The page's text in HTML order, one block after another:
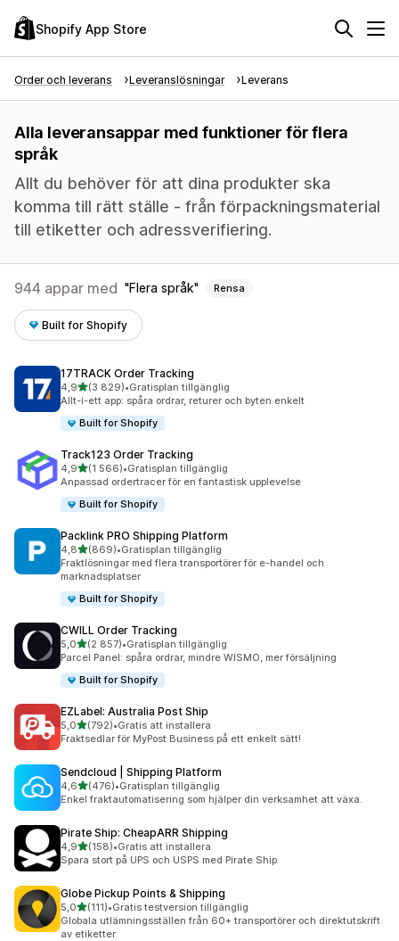
Shopify App Store
Order och leverans Leveranslösningar Leverans
Alla leveransappar med funktioner för flera
språk
Allt du behöver för att dina produkter ska
komma till rätt ställe - från förpackningsmaterial
till etiketter och adressverifiering.
944 appar med Flera språk Rensa
Built for Shopify
17TRACK Order Tracking
4,9av 5 stjärnor
(3 829)
3829 recensioner totalt
•Gratisplan tillgänglig
Allt-i-ett app: spåra ordrar, returer och byten enkelt
Built for Shopify
Track123 Order Tracking
4,9av 5 stjärnor
(1 566)
1566 recensioner totalt
•Gratisplan tillgänglig
Anpassad ordertracer för en fantastisk upplevelse
Built for Shopify
Packlink PRO Shipping Platform
4,8av 5 stjärnor
(869)
869 recensioner totalt
•Gratisplan tillgänglig
Fraktlösningar med flera transportörer för e-handel och
marknadsplatser
Built for Shopify
CWILL Order Tracking
5,0av 5 stjärnor
(2 857)
2857 recensioner totalt
•Gratisplan tillgänglig
Parcel Panel: spåra ordrar, mindre WISMO, mer försäljning
Built for Shopify
EZLabel: Australia Post Ship
5,0av 5 stjärnor
(792)
792 recensioner totalt
•Gratis att installera
Fraktsedlar för MyPost Business på ett enkelt sätt!
Sendcloud | Shipping Platform
4,6av 5 stjärnor
(476)
476 recensioner totalt
•Gratisplan tillgänglig
Enkel fraktautomatisering som hjälper din verksamhet att växa.
Pirate Ship: CheapARR Shipping
4,9av 5 stjärnor
(158)
158 recensioner totalt
•Gratis att installera
Spara stort på UPS och USPS med Pirate Ship
Globe Pickup Points & Shipping
5,0av 5 stjärnor
(111)
111 recensioner totalt
•Gratis testversion tillgänglig
Globala utlämningsställen från 60+ transportörer och direktutskrift
av etiketter